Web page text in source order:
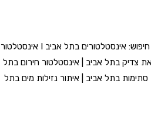
שורשים בביוב בתל אביב – תגיות חיפוש: אינסטלטורים בתל אביב I אינסטלטור
צדיק בתל אביב | אינסטלטור חירום בתל
בתל אביב | איתור נזילות מים בתל